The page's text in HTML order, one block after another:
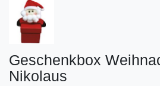
Geschenkbox
Nikolaus